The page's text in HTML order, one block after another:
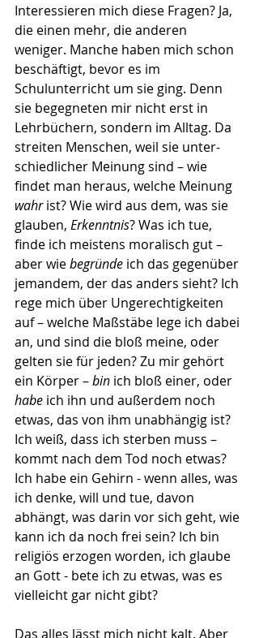
Interessieren mich diese Fragen? Ja,
die einen mehr, die anderen
weniger. Manche haben mich schon
beschäftigt, bevor es im
Schulunterricht um sie ging. Denn
sie begegneten mir nicht erst in
Lehrbüchern, sondern im Alltag. Da
streiten Menschen, weil sie unter­
schied­licher Meinung sind – wie
findet man heraus, welche Meinung
wahr ist? Wie wird aus dem, was sie
glauben, Erkenntnis? Was ich tue,
finde ich meistens moralisch gut –
aber wie begründe ich das gegenüber
jemandem, der das anders sieht? Ich
rege mich über Ungerechtig­keiten
auf – welche Maßstäbe lege ich dabei
an, und sind die bloß meine, oder
gelten sie für jeden? Zu mir gehört
ein Körper – bin ich bloß einer, oder
habe ich ihn und außerdem noch
etwas, das von ihm unabhängig ist?
Ich weiß, dass ich sterben muss –
kommt nach dem Tod noch etwas?
Ich habe ein Gehirn - wenn alles, was
ich denke, will und tue, davon
abhängt, was darin vor sich geht, wie
kann ich da noch frei sein? Ich bin
religiös erzogen worden, ich glaube
an Gott - bete ich zu etwas, was es
vielleicht gar nicht gibt?
Das alles lässt mich nicht kalt. Aber